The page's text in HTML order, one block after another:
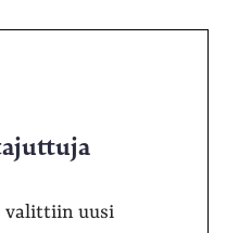
valittiin uusi